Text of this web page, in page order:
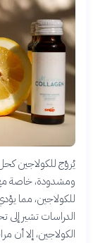
يُروّج للكولاجين
ومشدودة، خاصة مع
للكولاجين، مما
الدراسات تشير
الكولاجين، إلا